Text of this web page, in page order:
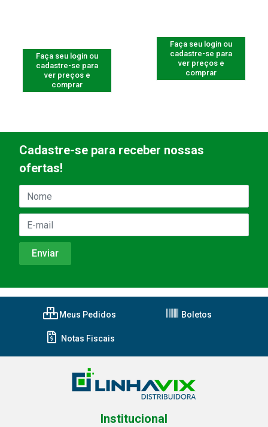
Faça seu login ou
cadastre-se para
ver preços e
comprar
Faça seu login ou
cadastre-se para
ver preços e
comprar
Cadastre-se para receber nossas
ofertas!
Meus Pedidos Boletos
Notas Fiscais
Institucional